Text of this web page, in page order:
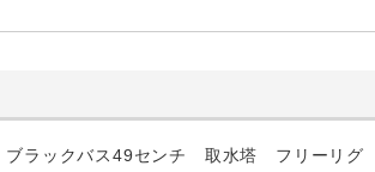
ラックバス49センチ 取水塔 フリーリグ